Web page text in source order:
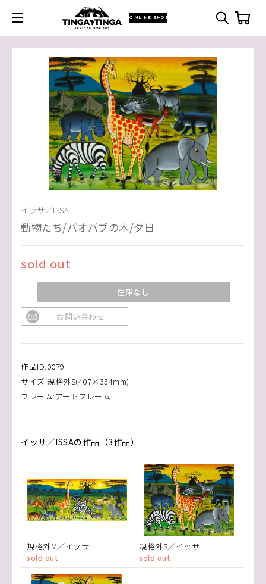
ONLINE SHOP
イッサ／ISSA
動物たち/バオバブの木/夕日
sold out
在庫なし
お問い合わせ
作品ID:0079
サイズ:規格外S(407×334mm)
フレーム:アートフレーム
イッサ／ISSAの作品（3作品）
規格外M／イッサ
sold out
規格外S／イッサ
sold out